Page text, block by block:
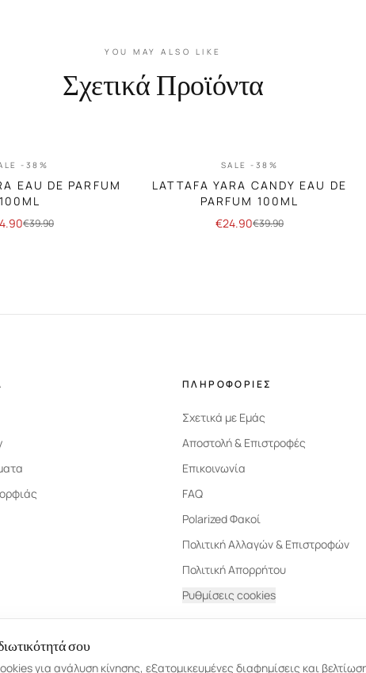
YOU MAY ALSO LIKE
Σχετικά Προϊόντα
-38%
EAU DE PARFUM
100ML
€39.90
SALE -38%
LATTAFA YARA CANDY EAU DE
PARFUM 100ML
€24.90€39.90
ΠΛΗΡΟΦΟΡΙΕΣ
Σχετικά με Εμάς
Αποστολή & Επιστροφές
Επικοινωνία
FAQ
Polarized Φακοί
Πολιτική Αλλαγών & Επιστροφών
Πολιτική Απορρήτου
Ρυθμίσεις cookies
σου
για ανάλυση κίνησης, εξατομικευμένες διαφημίσεις και